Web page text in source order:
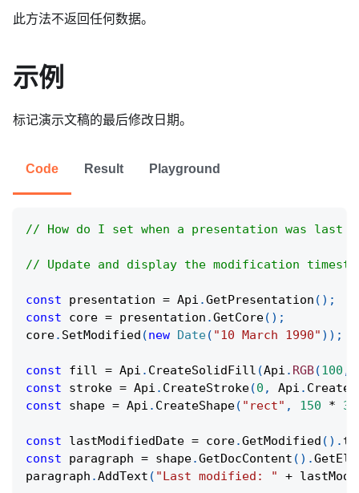
此方法不返回任何数据。
示例
标记演示文稿的最后修改日期。
Code Result Playground
// How do I set when a presentation was last
// Update and display the modification
const presentation = Api .GetPresentation ( ) ;
const core = presentation .GetCore( ) ;
core. SetModified (new Date( "10 March 1990" ) ) ;
const fill = Api . CreateSolidFill (Api . RGB(100 ,
const stroke = Api . CreateStroke(0 , Api .
const shape = Api . CreateShape( "rect" , 150 *
const lastModifiedDate = core.GetModified ( ) .
const paragraph = shape.GetDocContent ( ) .
paragraph .AddText ( "Last modified: " +